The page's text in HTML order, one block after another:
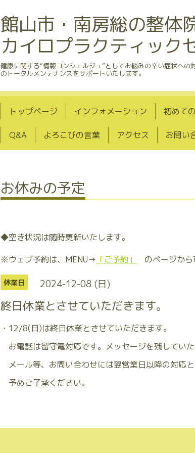
館山市・南房総の整体
カイロプラクティック
健康に関する“情報コンシェルジュ”としてお悩みの辛い症状へ
のトータルメンテナンスをサポートいたします。
トップページ インフォメーション 初めて
Q&A よろこびの言葉 アクセス お問い
お休みの予定
◆空き状況は随時更新いたします。
※ウェブ予約は、MENU→ 「ご予約」 のページから
休業日 2024-12-08 (日)
終日休業とさせていただきます。
・12/8(日)は終日休業とさせていただきます。
お電話は留守電対応です。メッセージを残してい
メール等、お問い合わせには翌営業日以降の対応
予めご了承ください。